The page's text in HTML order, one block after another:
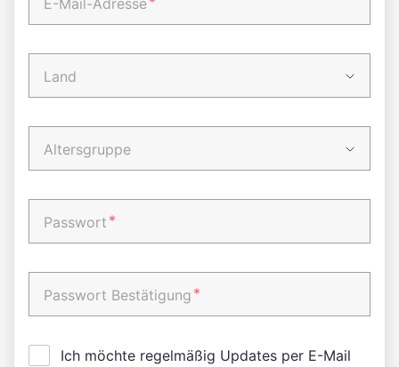
E-Mail-Adresse
Land
Altersgruppe
Passwort *
Passwort Bestätigung *
Ich möchte regelmäßig Updates per E-Mail